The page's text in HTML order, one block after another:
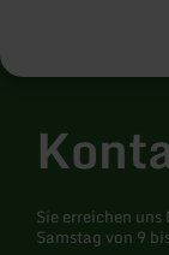
Sie erreichen
Samstag von 9